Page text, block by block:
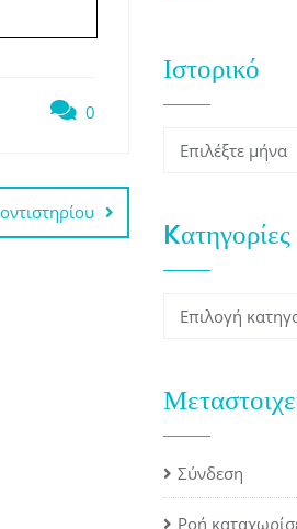
0
Ιστορικό
Ιστορικό
Kατηγορίες
Kατηγορίες
Σύνδεση
Ροή